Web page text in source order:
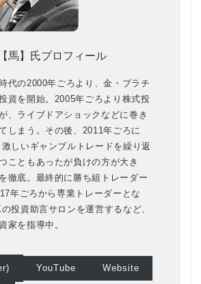
馬】氏プロフィール
代の2000年ごろより、金・プラチ
資を開始。2005年ごろより株式投
、ライブドアショックなどに巻き
しまう。その後、2011年ごろに
しいギャンブルトレードを繰り返
こともあったが負けの方が大き
徹底。最終的に勝ち組トレーダー
年ごろから専業トレーダーとな
投資助言サロンを運営するなど、
家を指導中。
YouTube Website